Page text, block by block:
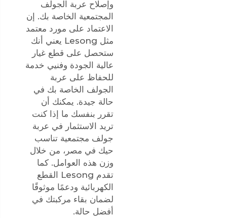
وإصلاح عربة الجولف
المجتمعية الخاصة بك. إن
الاعتماد على مورد معتمد
مثل Lesong يعني أنك
ستحصل على قطع غيار
عالية الجودة وفنيي خدمة
للحفاظ على عربة
الجولف الخاصة بك في
حالة جيدة. يمكنك أن
تقرر بنفسك ما إذا كنت
تريد الاستثمار في عربة
جولف مجتمعية تناسب
حيك في مصر، من خلال
وزن هذه العوامل. كما
تقدم Lesong
القطع
الكهربائية ودعمًا موثوقًا
لضمان بقاء مركبتك في
أفضل حالة.